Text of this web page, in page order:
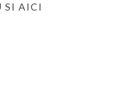
SI AICI